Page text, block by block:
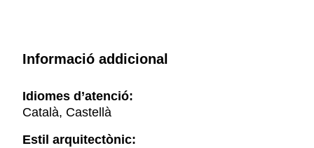
Informació addicional
Idiomes d’atenció:
Català, Castellà
Estil arquitectònic: